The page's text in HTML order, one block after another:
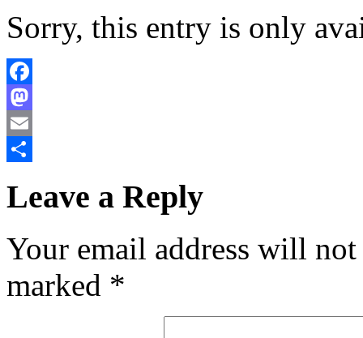
Sorry, this entry is only
Facebook
Mastodon
Email
Leave a Reply
Your email address will
marked *